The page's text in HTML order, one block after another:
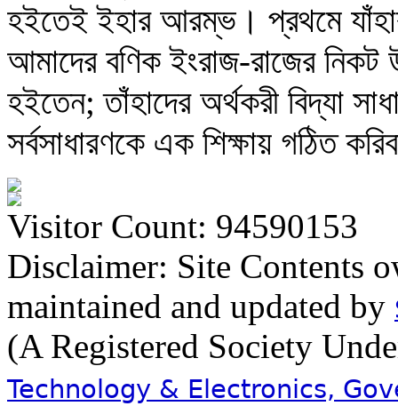
হইতেই ইহার আরম্ভ। প্রথমে
আমাদের বণিক ইংরাজ-রাজের নিকট
হইতেন; তাঁহাদের অর্থকরী বিদ্যা
সর্বসাধারণকে এক শিক্ষায় গঠিত
Visitor Count: 94590153
Disclaimer: Site Contents
maintained and updated by
(A Registered Society
Technology & Electronics,